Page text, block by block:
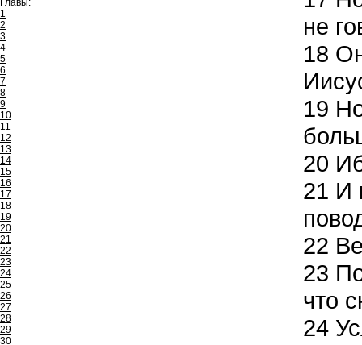
Главы:
1
2
3
4
5
6
7
8
9
10
11
12
13
14
15
16
17
18
19
20
21
22
23
24
25
26
27
28
29
30
не
18
19
20
21 И
22
23
что
24